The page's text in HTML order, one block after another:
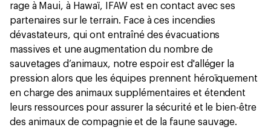
rage à Maui, à Hawaï, IFAW est en contact avec ses
partenaires sur le terrain. Face à ces incendies
dévastateurs, qui ont entraîné des évacuations
massives et une augmentation du nombre de
sauvetages d’animaux, notre espoir est d'alléger la
pression alors que les équipes prennent héroïquement
en charge des animaux supplémentaires et étendent
leurs ressources pour assurer la sécurité et le bien-être
des animaux de compagnie et de la faune sauvage.